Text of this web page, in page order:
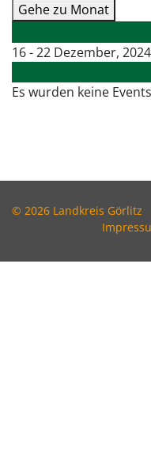
Gehe zu Monat
16 - 22 Dezember, 2024
Es wurden keine
© 2026 Landkreis Görlitz